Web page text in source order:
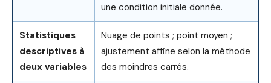
une condition initiale donnée.
Statistiques
descriptives à
deux variables
Nuage de points ; point moyen ;
ajustement affine selon la méthode
des moindres carrés.